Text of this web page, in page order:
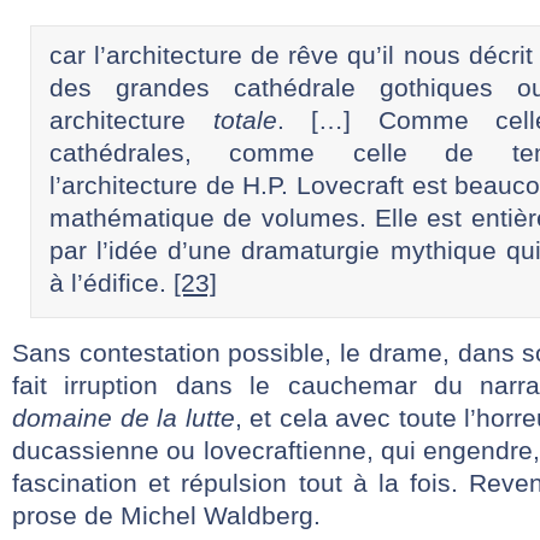
car l’architecture de rêve qu’il nous
des grandes cathédrale gothiques
architecture totale. […] Comme
cathédrales, comme celle de
l’architecture de H.P. Lovecraft est
mathématique de volumes. Elle est
par l’idée d’une dramaturgie mythique
à l’édifice. [23]
Sans contestation possible, le drame, dans
fait irruption dans le cauchemar du
domaine de la lutte, et cela avec toute
ducassienne ou lovecraftienne, qui
fascination et répulsion tout à la fois.
prose de Michel Waldberg.